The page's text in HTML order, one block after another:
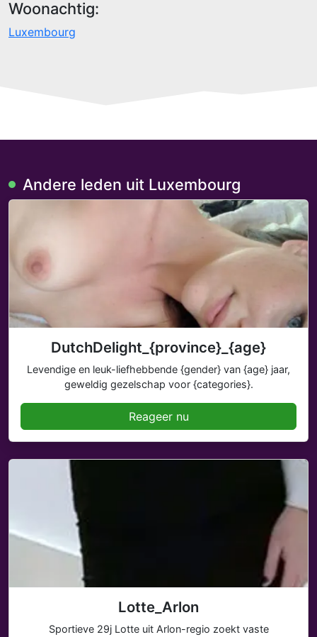
Woonachtig:
Luxembourg
Andere leden uit Luxembourg
DutchDelight_{province}_{age}
Levendige en leuk-liefhebbende {gender} van {age} jaar,
geweldig gezelschap voor {categories}.
Reageer nu
Lotte_Arlon
Sportieve 29j Lotte uit Arlon-regio zoekt vaste